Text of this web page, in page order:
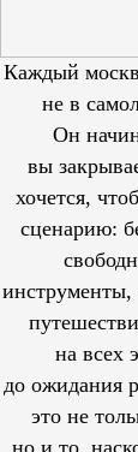
Каждый
не в
Он
вы
хочется,
сценарию:
инструменты,
на всех
до ожидания
это не
но и то,